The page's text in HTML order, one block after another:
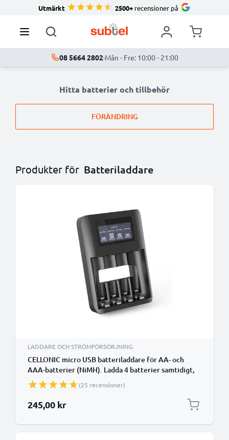
Utmärkt 2500+ recensioner på
08 5664 2802·Mån - Fre: 10:00 - 21:00
Hitta batterier och tillbehör
FÖRÄNDRING
Produkter för Batteriladdare
LADDARE OCH STRÖMFÖRSÖRJNING
CELLONIC micro USB batteriladdare för AA- och
AAA-batterier (NiMH). Ladda 4 batterier samtidigt,
både AA samt AAA - Batteri-laddare med
överladdningsskydd
(25 recensioner)
245,00 kr